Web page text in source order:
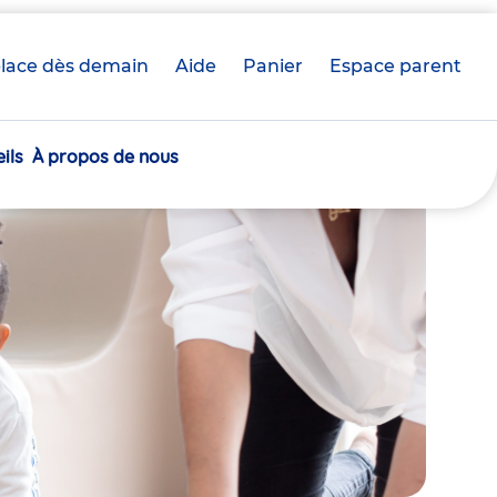
dès demain Aide Panier crèche(s)
Espace parent
À propos de nous